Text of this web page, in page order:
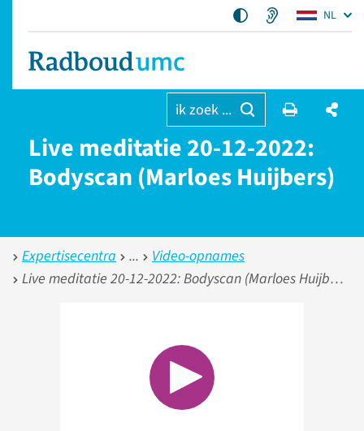
NL
ik zoek ...
Live meditatie 20-12-2022:
Bodyscan (Marloes Huijbers)
Expertisecentra
Video-opnames
Live meditatie 20-12-2022: Bodyscan (Marloes Huijbers)